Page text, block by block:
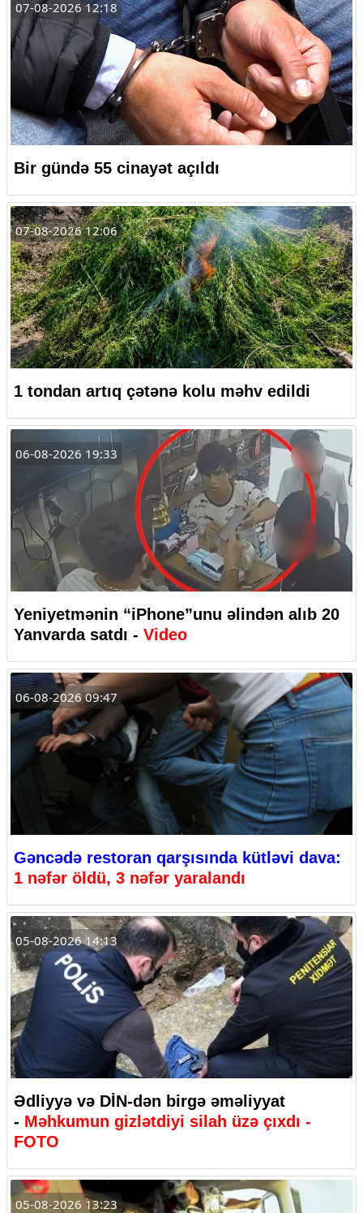
07-08-2026 12:18
Bir gündə 55 cinayət açıldı
07-08-2026 12:06
1 tondan artıq çətənə kolu məhv edildi
06-08-2026 19:33
Yeniyetmənin “iPhone”unu əlindən alıb 20
Yanvarda satdı - Video
06-08-2026 09:47
Gəncədə restoran qarşısında kütləvi dava:
1 nəfər öldü, 3 nəfər yaralandı
05-08-2026 14:13
Ədliyyə və DİN-dən birgə əməliyyat
- Məhkumun gizlətdiyi silah üzə çıxdı -
FOTO
05-08-2026 13:23